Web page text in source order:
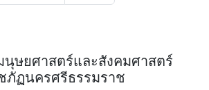
ษยศาสตร์และสังคมศาสตร์
ภัฏนครศรีธรรมราช